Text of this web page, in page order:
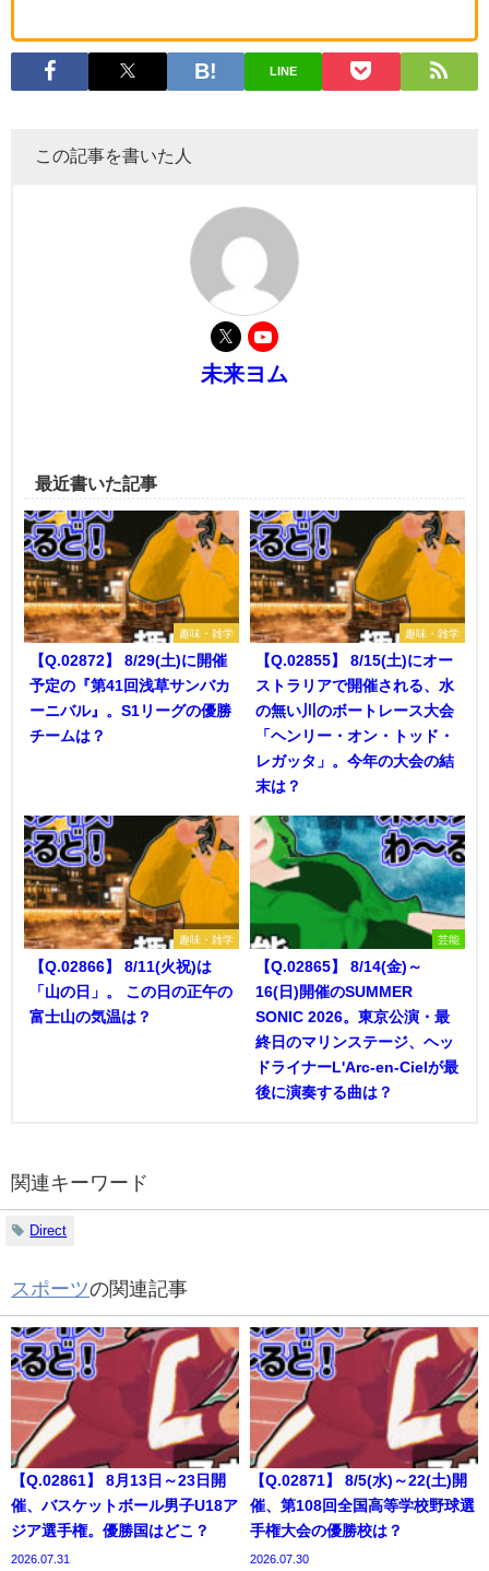
LINE
この記事を書いた人
未来ヨム
最近書いた記事
趣味・雑学
【Q.02872】 8/29(土)に開催
予定の『第41回浅草サンバカ
ーニバル』。S1リーグの優勝
チームは？
趣味・雑学
【Q.02855】 8/15(土)にオー
ストラリアで開催される、水
の無い川のボートレース大会
「ヘンリー・オン・トッド・
レガッタ」。今年の大会の結
末は？
趣味・雑学
【Q.02866】 8/11(火祝)は
「山の日」。 この日の正午の
富士山の気温は？
芸能
【Q.02865】 8/14(金)～
16(日)開催のSUMMER
SONIC 2026。東京公演・最
終日のマリンステージ、ヘッ
ドライナーL'Arc-en-Cielが最
後に演奏する曲は？
関連キーワード
Direct
スポーツの関連記事
【Q.02861】 8月13日～23日開
催、バスケットボール男子U18ア
ジア選手権。優勝国はどこ？
2026.07.31
【Q.02871】 8/5(水)～22(土)開
催、第108回全国高等学校野球選
手権大会の優勝校は？
2026.07.30